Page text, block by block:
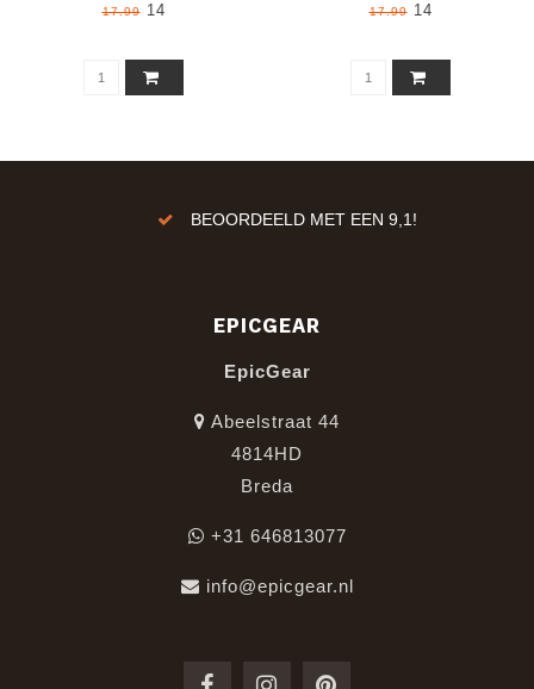
17.9914 17.9914
BEOORDEELD MET EEN 9,1!
EPICGEAR
EpicGear
Abeelstraat 44
4814HD
Breda
+31 646813077
info@epicgear.nl